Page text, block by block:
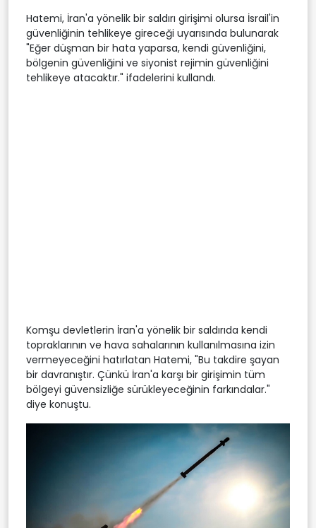
Hatemi, İran'a yönelik bir saldırı girişimi olursa İsrail'in
güvenliğinin tehlikeye gireceği uyarısında bulunarak
"Eğer düşman bir hata yaparsa, kendi güvenliğini,
bölgenin güvenliğini ve siyonist rejimin güvenliğini
tehlikeye atacaktır." ifadelerini kullandı.
Komşu devletlerin İran'a yönelik bir saldırıda kendi
topraklarının ve hava sahalarının kullanılmasına izin
vermeyeceğini hatırlatan Hatemi, "Bu takdire şayan
bir davranıştır. Çünkü İran'a karşı bir girişimin tüm
bölgeyi güvensizliğe sürükleyeceğinin farkındalar."
diye konuştu.